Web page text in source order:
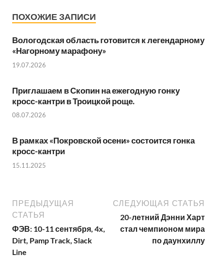
ПОХОЖИЕ ЗАПИСИ
Вологодская область готовится к легендарному
«Нагорному марафону»
19.07.2026
Приглашаем в Скопин на ежегодную гонку
кросс-кантри в Троицкой роще.
08.07.2026
В рамках «Покровской осени» состоится гонка
кросс-кантри
15.11.2025
ПРЕДЫДУЩАЯ
СТАТЬЯ
ФЭВ: 10-11 сентября, 4x,
Dirt, Pamp Track, Slack
Line
СЛЕДУЮЩАЯ СТАТЬЯ
20-летний Дэнни Харт
стал чемпионом мира
по даунхиллу